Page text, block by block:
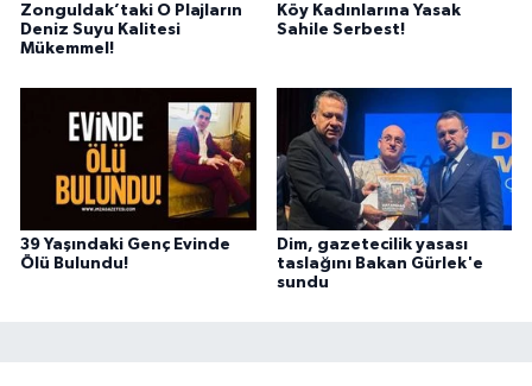
Zonguldak’taki O Plajların
Deniz Suyu Kalitesi
Mükemmel!
Köy Kadınlarına Yasak
Sahile Serbest!
39 Yaşındaki Genç Evinde
Ölü Bulundu!
Dim, gazetecilik yasası
taslağını Bakan Gürlek'e
sundu